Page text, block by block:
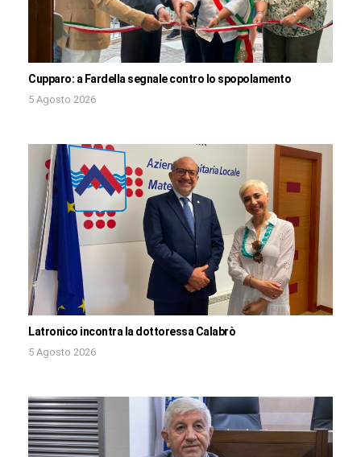
Cupparo: a Fardella segnale contro lo spopolamento
5 Agosto 2026
Latronico incontra la dottoressa Calabrò
5 Agosto 2026